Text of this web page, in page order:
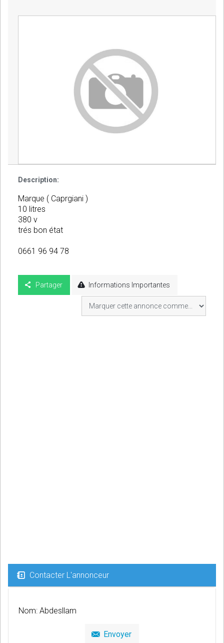
Description:
Marque ( Caprgiani )
10 litres
380 v
trés bon état
0661 96 94 78
Partager Informations Importantes
Contacter L'annonceur
Nom: Abdesllam
Envoyer